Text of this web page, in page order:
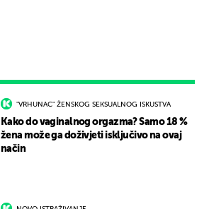
"VRHUNAC" ŽENSKOG SEKSUALNOG ISKUSTVA
Kako do vaginalnog orgazma? Samo 18 %
žena može ga doživjeti isključivo na ovaj
način